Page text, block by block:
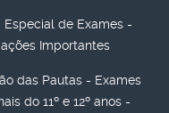
Especial de Exames -
Importantes
das Pautas - Exames
do 11º e 12º anos -